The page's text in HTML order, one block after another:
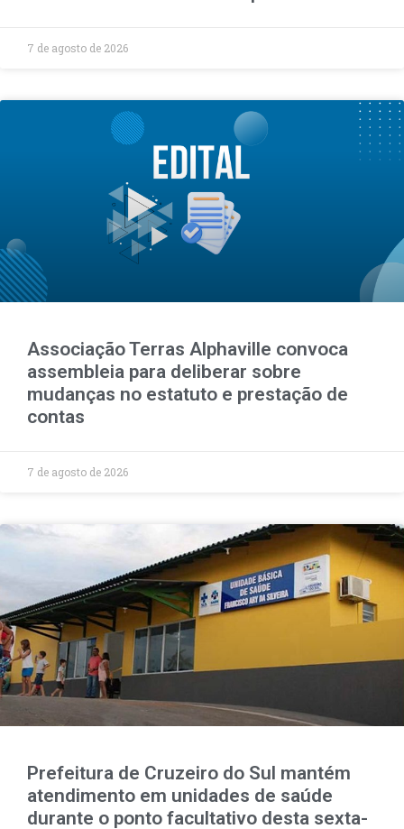
7 de agosto de 2026
Associação Terras Alphaville convoca
assembleia para deliberar sobre
mudanças no estatuto e prestação de
contas
7 de agosto de 2026
Prefeitura de Cruzeiro do Sul mantém
atendimento em unidades de saúde
durante o ponto facultativo desta sexta-